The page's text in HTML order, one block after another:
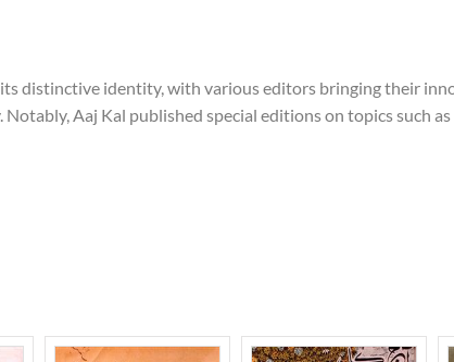
distinctive identity, with various editors bringing their
Aaj Kal published special editions on topics such
of exploring an entirely different world. Dr. Jameel